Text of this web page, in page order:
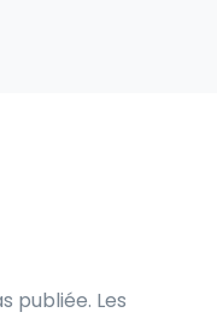
publiée. Les